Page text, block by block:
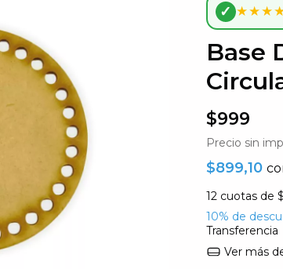
✓
Base
$999
Precio sin
$899,10
12 cuotas de
10% de
Transferencia
Ver más